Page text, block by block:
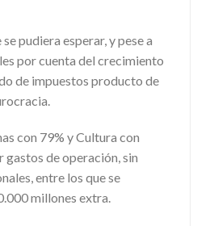
pudiera esperar, y pese a
por cuenta del crecimiento
de impuestos producto de
con 79% y Cultura con
de operación, sin
entre los que se
millones extra.